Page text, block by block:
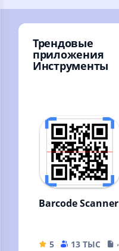
вашему графику
Трендовые
приложения
Инструменты
Barcode Scanner
5 13 ТЫС